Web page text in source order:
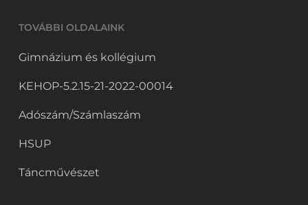
TOVÁBBI OLDALAINK
Gimnázium és kollégium
KEHOP-5.2.15-21-2022-00014
Adószám/Számlaszám
HSUP
Táncművészet